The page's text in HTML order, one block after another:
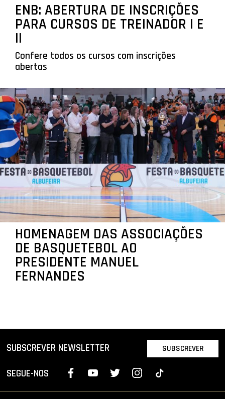
ENB: ABERTURA DE INSCRIÇÕES
PARA CURSOS DE TREINADOR I E
II
Confere todos os cursos com inscrições
abertas
HOMENAGEM DAS ASSOCIAÇÕES
DE BASQUETEBOL AO
PRESIDENTE MANUEL
FERNANDES
SUBSCREVER NEWSLETTER SUBSCREVER
SEGUE-NOS